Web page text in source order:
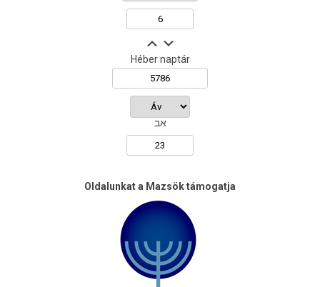
Héber naptár
אב
Oldalunkat a Mazsök támogatja